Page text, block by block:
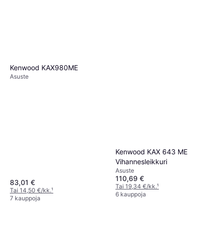
Kenwood KAX980ME
Asuste
83,01 €
Tai 14,50 €/kk.¹
7 kauppoja
Kenwood KAX 643 ME
Vihannesleikkuri
Asuste
110,69 €
Tai 19,34 €/kk.¹
6 kauppoja